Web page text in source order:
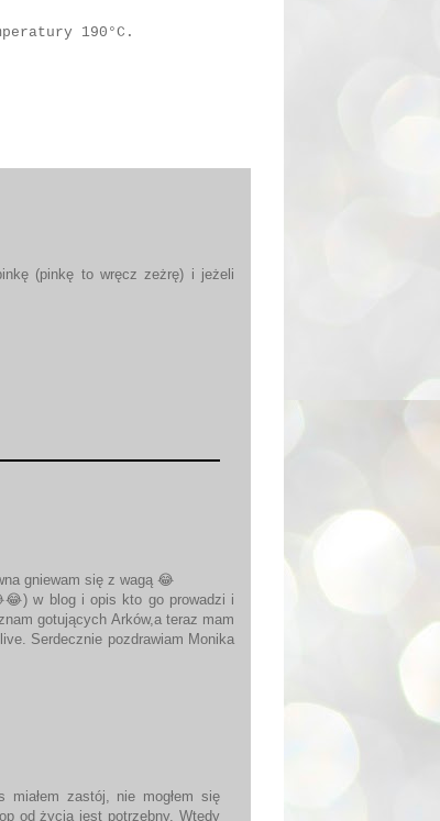
190°C.
(pinkę to wręcz zeżrę) i jeżeli
gniewam się z wagą 😂
w blog i opis kto go prowadzi i
gotujących Arków,a teraz mam
Serdecznie pozdrawiam Monika
zastój, nie mogłem się
od życia jest potrzebny. Wtedy